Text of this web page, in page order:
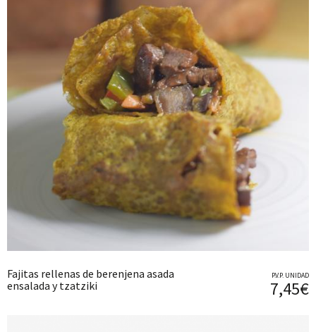
Fajitas rellenas de berenjena asada
ensalada y tzatziki
P.V.P. UNIDAD
7,45€